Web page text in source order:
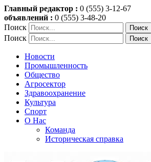
Главный редактор : 0 (555) 3-12-67
объявлений : 0 (555) 3-48-20
Поиск
Поиск
Новости
Промышленность
Общество
Агросектор
Здравоохранение
Культура
Спорт
О Нас
Команда
Историческая справка